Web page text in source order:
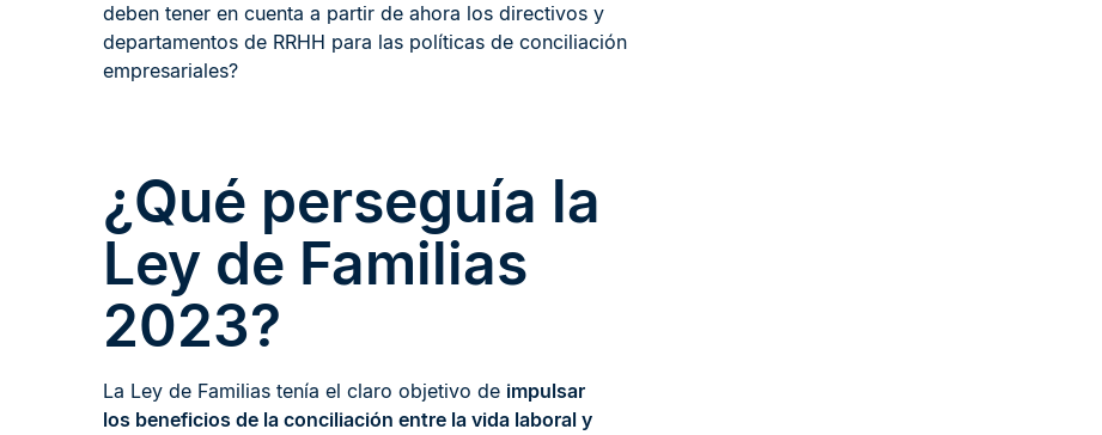
deben tener en cuenta a partir de ahora los directivos y
departamentos de RRHH para las políticas de conciliación
empresariales?
¿Qué perseguía la
Ley de Familias
2023?
La Ley de Familias tenía el claro objetivo de impulsar
los beneficios de la conciliación entre la vida laboral y